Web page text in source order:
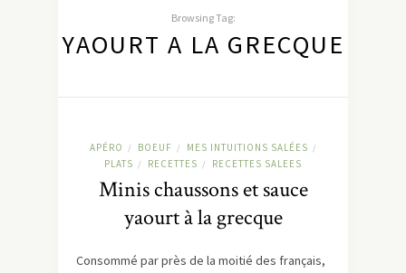
Browsing Tag:
YAOURT A LA GRECQUE
APÉRO / BOEUF / MES INTUITIONS SALÉES /
PLATS / RECETTES / RECETTES SALEES
Minis chaussons et sauce
yaourt à la grecque
Consommé par près de la moitié des français,